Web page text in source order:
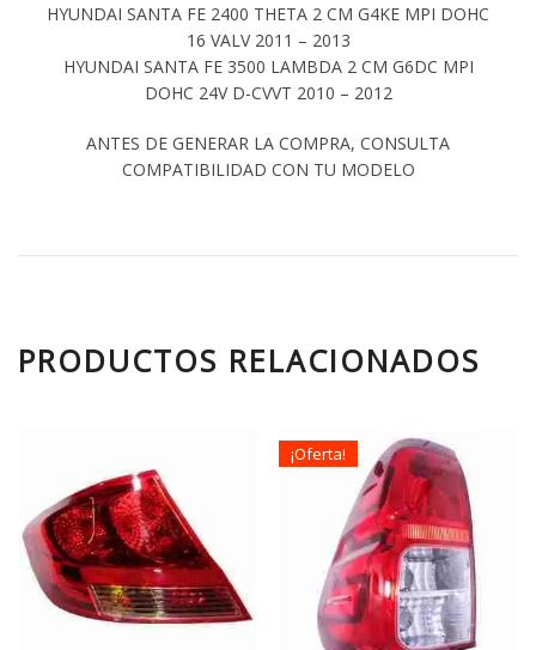
HYUNDAI SANTA FE 2400 THETA 2 CM G4KE MPI DOHC
16 VALV 2011 – 2013
HYUNDAI SANTA FE 3500 LAMBDA 2 CM G6DC MPI
DOHC 24V D-CVVT 2010 – 2012
ANTES DE GENERAR LA COMPRA, CONSULTA
COMPATIBILIDAD CON TU MODELO
PRODUCTOS RELACIONADOS
¡Oferta!